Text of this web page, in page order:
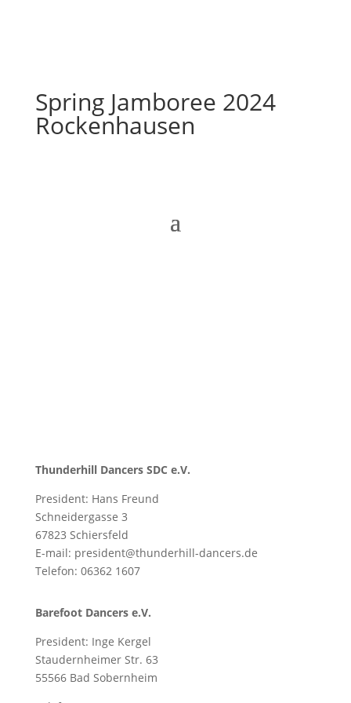
Spring Jamboree 2024
Rockenhausen
Thunderhill Dancers SDC e.V.
President: Hans Freund
Schneidergasse 3
67823 Schiersfeld
E-mail: president@thunderhill-dancers.de
Telefon: 06362 1607
Barefoot Dancers e.V.
President: Inge Kergel
Staudernheimer Str. 63
55566 Bad Sobernheim